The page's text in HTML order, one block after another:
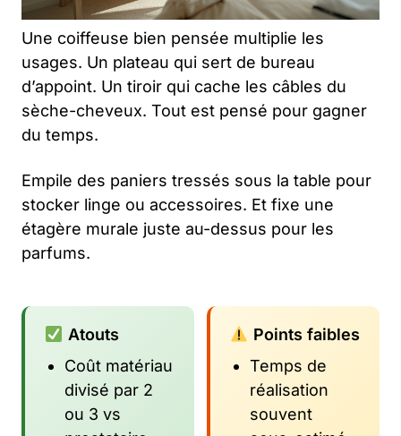
Une coiffeuse bien pensée multiplie les
usages. Un plateau qui sert de bureau
d’appoint. Un tiroir qui cache les câbles du
sèche-cheveux. Tout est pensé pour gagner
du temps.
Empile des paniers tressés sous la table pour
stocker linge ou accessoires. Et fixe une
étagère murale juste au-dessus pour les
parfums.
Atouts
Coût matériau
divisé par 2
ou 3 vs
Points faibles
Temps de
réalisation
souvent